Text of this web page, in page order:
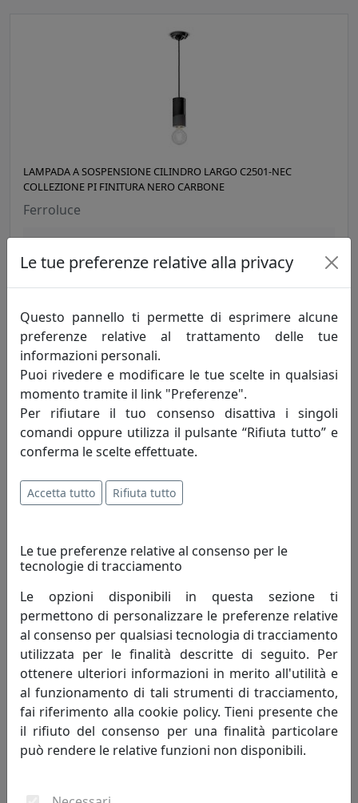
LAMPADA A SOSPENSIONE CILINDRO LARGO C2501-NEC
COLLEZIONE PI FINITURA NERO CARBONE
Ferroluce
FINITURA NERO CARBONE
Ferroluce
540,00 €
LAMPADA A SOSPENSIONE C2400-ROC COLLEZIONE CAXIXI
Ferroluce
Le tue preferenze relative alla privacy
Questo pannello ti permette di esprimere alcune
preferenze relative al trattamento delle tue
informazioni personali.
Puoi rivedere e modificare le tue scelte in qualsiasi
momento tramite il link "Preferenze".
Per rifiutare il tuo consenso disattiva i singoli
comandi oppure utilizza il pulsante “Rifiuta tutto” e
conferma le scelte effettuate.
Accetta tutto Rifiuta tutto
Le tue preferenze relative al consenso per le
tecnologie di tracciamento
Le opzioni disponibili in questa sezione ti
permettono di personalizzare le preferenze relative
al consenso per qualsiasi tecnologia di tracciamento
utilizzata per le finalità descritte di seguito. Per
ottenere ulteriori informazioni in merito all'utilità e
al funzionamento di tali strumenti di tracciamento,
fai riferimento alla cookie policy. Tieni presente che
il rifiuto del consenso per una finalità particolare
può rendere le relative funzioni non disponibili.